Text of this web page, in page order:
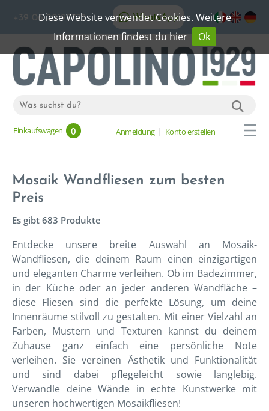
Diese Website verwendet Cookies. Weitere
Informationen findest du hier
Ok
+39 06 20192773 WhatsApp
Einkaufswagen 0 Anmeldung Konto erstellen
Mosaik Wandfliesen zum besten
Preis
Es gibt 683 Produkte
Entdecke unsere breite Auswahl an Mosaik-
Wandfliesen, die deinem Raum einen einzigartigen
und eleganten Charme verleihen. Ob im Badezimmer,
in der Küche oder an jeder anderen Wandfläche –
diese Fliesen sind die perfekte Lösung, um deine
Innenräume stilvoll zu gestalten. Mit einer Vielzahl an
Farben, Mustern und Texturen kannst du deinem
Zuhause ganz einfach eine persönliche Note
verleihen. Sie vereinen Ästhetik und Funktionalität
und sind dabei pflegeleicht sowie langlebig.
Verwandle deine Wände in echte Kunstwerke mit
unseren hochwertigen Mosaikfliesen!